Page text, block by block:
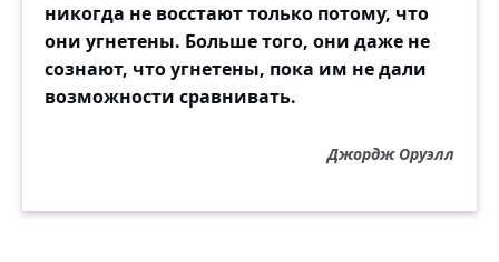
никогда не восстают только потому, что
они угнетены. Больше того, они даже не
сознают, что угнетены, пока им не дали
возможности сравнивать.
Джордж Оруэлл